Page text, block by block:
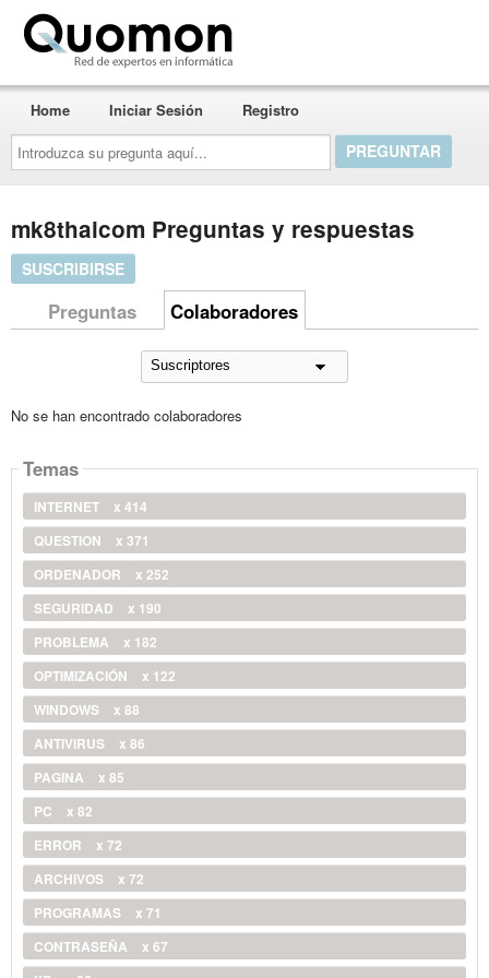
Introduzca
su
pregunta
aquí...
Home Iniciar Sesión Registro
mk8thaicom Preguntas y respuestas
SUSCRIBIRSE
Preguntas Colaboradores
No se han encontrado colaboradores
Temas
INTERNET
x 414
QUESTION
x 371
ORDENADOR
x 252
SEGURIDAD
x 190
PROBLEMA
x 182
OPTIMIZACIÓN
x 122
WINDOWS
x 88
ANTIVIRUS
x 86
PAGINA
x 85
PC
x 82
ERROR
x 72
ARCHIVOS
x 72
PROGRAMAS
x 71
CONTRASEÑA
x 67